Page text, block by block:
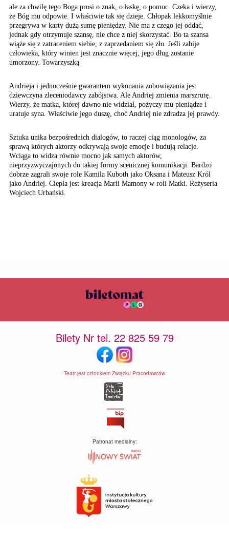
ale za chwilę tego Boga prosi o znak, o łaskę, o pomoc. Czeka i wierzy,
że Bóg mu odpowie. I właściwie tak się dzieje. Chłopak lekkomyślnie
przegrywa w karty dużą sumę pieniędzy. Nie ma z czego jej oddać,
jednak gdy otrzymuje szansę, nie chce z niej skorzystać. Bo ta szansa
wiąże się z zatraceniem siebie, z zaprzedaniem się złu. Jeśli zabije
człowieka, który winien jest znacznie więcej, jego dług zostanie
umorzony. Towarzyszką
Andrieja i jednocześnie gwarantem wykonania zobowiązania jest
dziewczyna zleceniodawcy zabójstwa. Ale Andriej zmienia marszrutę.
Wierzy, że matka, której dawno nie widział, pożyczy mu pieniądze i
uratuje syna. Właściwie jego duszę, choć Andriej nie zdradza jej prawdy.
Sztuka unika bezpośrednich dialogów, to raczej ciąg monologów, za
sprawą których aktorzy odkrywają swoje emocje i budują relacje.
Wciąga to widza równie mocno jak samych aktorów,
nieprzyzwyczajonych do takiej formy scenicznej komunikacji. Bardzo
dobrze zagrali swoje role Kamila Kuboth jako Oksana i Mateusz Król
jako Andriej. Ciepła jest kreacja Marii Mamony w roli Matki. Reżyseria
Wojciech Urbański.
Bilety Nr tel. 22 825 59 79
Teatr jest członkiem Związku Pracodawców
Patronat medialny: